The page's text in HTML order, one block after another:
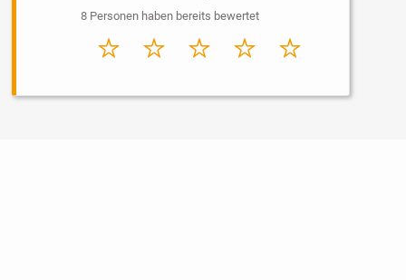
8 Personen haben bereits bewertet